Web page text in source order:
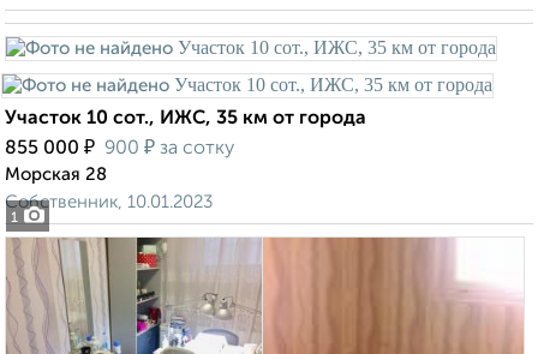
1
Участок 10 сот., ИЖС, 35 км от города
855 000 ₽ 900 ₽ за сотку
Морская 28
Собственник, 10.01.2023